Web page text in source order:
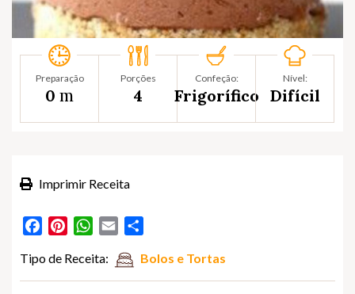
Preparação
0 m
Porções
4
Confeção:
Frigorífico
Nível:
Difícil
Imprimir Receita
FacebookPinterestWhatsApp
Email
Tipo de Receita: Bolos e Tortas